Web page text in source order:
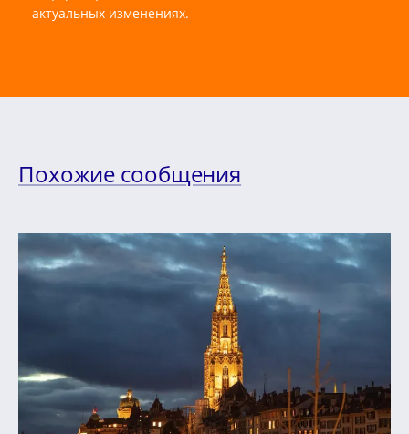
актуальных изменениях.
Похожие сообщения